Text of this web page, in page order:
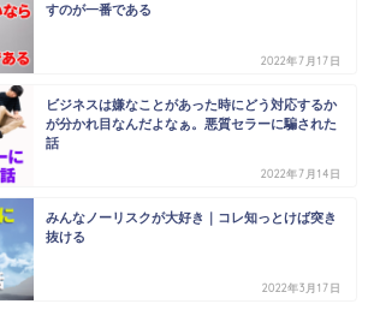
すのが一番である
2022年7月17日
ビジネスは嫌なことがあった時にどう対応するか
が分かれ目なんだよなぁ。悪質セラーに騙された
話
2022年7月14日
みんなノーリスクが大好き｜コレ知っとけば突き
抜ける
2022年3月17日